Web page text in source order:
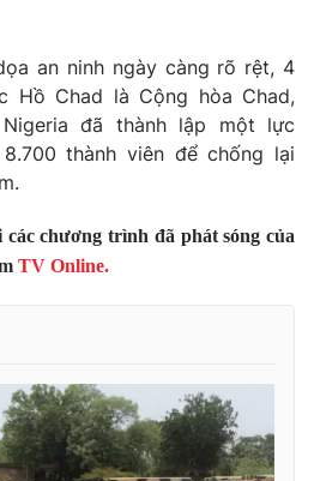
Infographic
VTV Thể thao
Bất động sản
an ninh ngày càng rõ rệt, 4
Hồ Chad là Cộng hòa Chad,
đã thành lập một lực
thành viên để chống lại
chương trình đã phát sóng của
TV Online.